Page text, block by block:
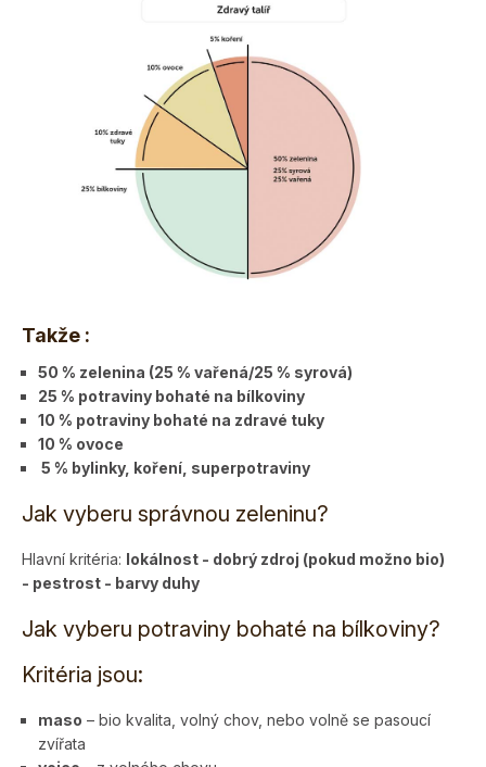
Takže :
50 % zelenina (25 % vařená/25 % syrová)
25 % potraviny bohaté na bílkoviny
10 % potraviny bohaté na zdravé tuky
10 % ovoce
5 % bylinky, koření, superpotraviny
Jak vyberu správnou zeleninu?
Hlavní kritéria: lokálnost - dobrý zdroj (pokud možno bio)
- pestrost - barvy duhy
Jak vyberu potraviny bohaté na bílkoviny?
Kritéria jsou:
maso – bio kvalita, volný chov, nebo volně se pasoucí
zvířata